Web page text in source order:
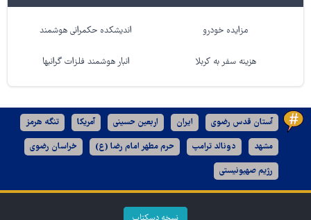
مزایده خودرو اندیشکده حکمرانی هوشمند
هزینه سفر به کربلا انبار هوشمند فلزات گرانبها
آستان قدس رضوی ایران اربعین حسینی آمریکا تنگه هرمز
مشهد دونالد ترامپ حرم مطهر امام رضا (ع) خراسان رضوی
رژیم صهیونیستی